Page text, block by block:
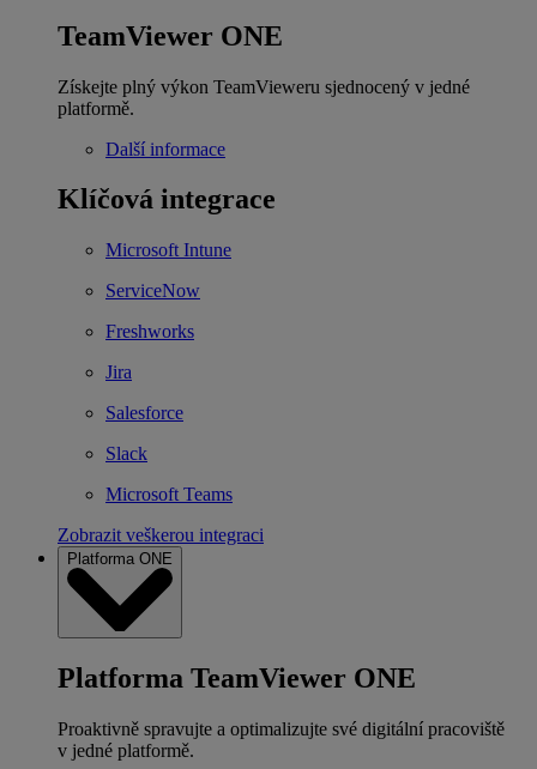
TeamViewer ONE
Získejte plný výkon TeamVieweru sjednocený v jedné
platformě.
Další informace
Klíčová integrace
Microsoft Intune
ServiceNow
Freshworks
Jira
Salesforce
Slack
Microsoft Teams
Zobrazit veškerou integraci
Platforma ONE
Platforma TeamViewer ONE
Proaktivně spravujte a optimalizujte své digitální pracoviště
v jedné platformě.